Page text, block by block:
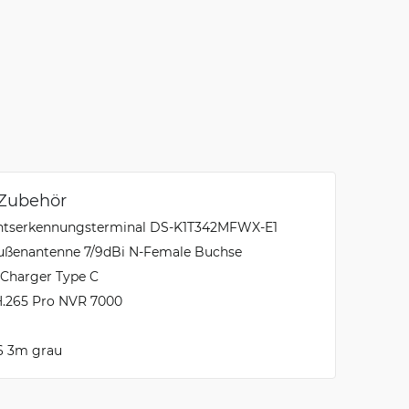
DS-K1T342MFWX-E1
7/9dBi N-Female Buchse
Type C
Pro NVR 7000
3m grau